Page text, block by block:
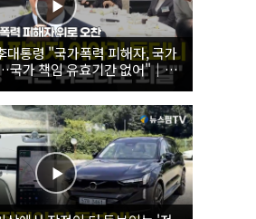
통령 "국가폭력 피해자, 국가
국가 책임 유효기간 없어"｜
폭력 피해자 위로 오찬